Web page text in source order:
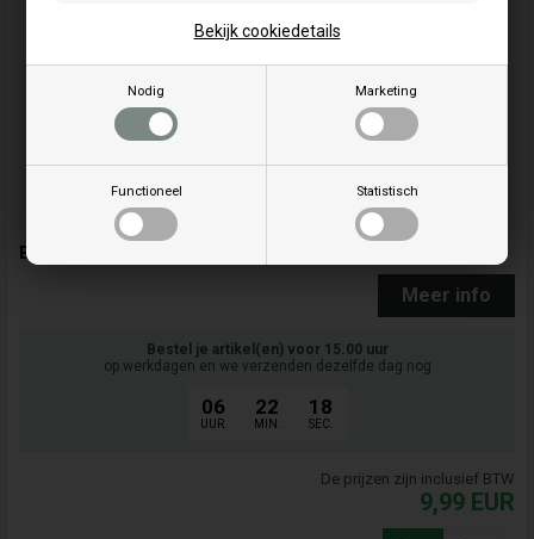
Nodig Marketing
Functioneel Statistisch
Bekijk cookiedetails
Borstel 100 mm - Reinigingsborstel
Meer info
Bestel je artikel(en) voor 15.00 uur
op werkdagen en we verzenden dezelfde dag nog
06
UUR.
22
MIN.
17
SEC.
De prijzen zijn inclusief BTW
9,99 EUR